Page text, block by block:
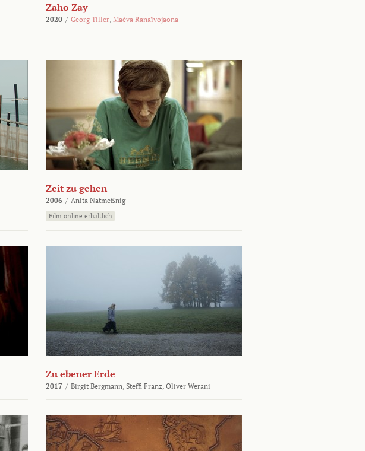
Zaho Zay
2020 / Georg Tiller, Maéva Ranaïvojaona
Zeit zu gehen
2006 / Anita Natmeßnig
Film online erhältlich
Zu ebener Erde
2017 / Birgit Bergmann, Steffi Franz, Oliver Werani